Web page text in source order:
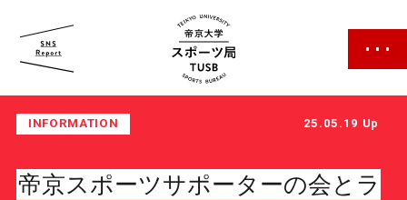
帝京大学 スポーツ局
INFORMATION 25.05.19 Up
帝京スポーツサポーターの会とラ